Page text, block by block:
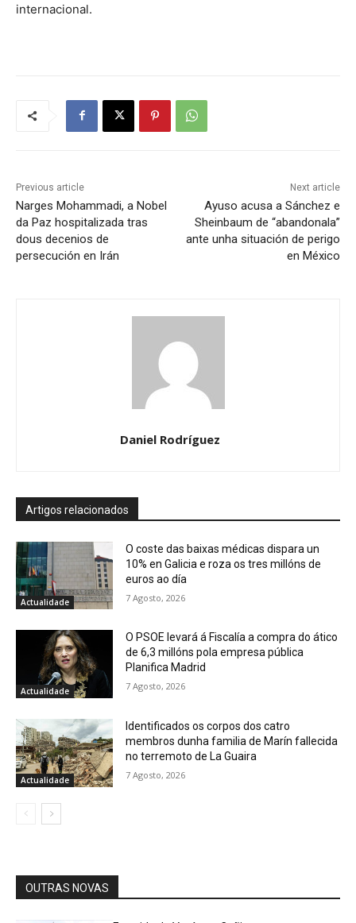
internacional.
Previous article
Narges Mohammadi, a Nobel
da Paz hospitalizada tras
dous decenios de
persecución en Irán
Next article
Ayuso acusa a Sánchez e
Sheinbaum de “abandonala”
ante unha situación de perigo
en México
Daniel Rodríguez
Artigos relacionados
Actualidade
O coste das baixas médicas dispara un
10% en Galicia e roza os tres millóns de
euros ao día
7 Agosto, 2026
Actualidade
O PSOE levará á Fiscalía a compra do ático
de 6,3 millóns pola empresa pública
Planifica Madrid
7 Agosto, 2026
Actualidade
Identificados os corpos dos catro
membros dunha familia de Marín fallecida
no terremoto de La Guaira
7 Agosto, 2026
OUTRAS NOVAS